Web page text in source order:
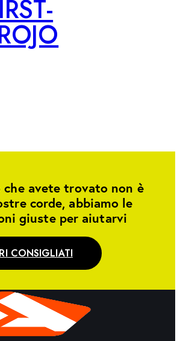
che avete trovato non è
corde, abbiamo le
giuste per aiutarvi
CONSIGLIATI